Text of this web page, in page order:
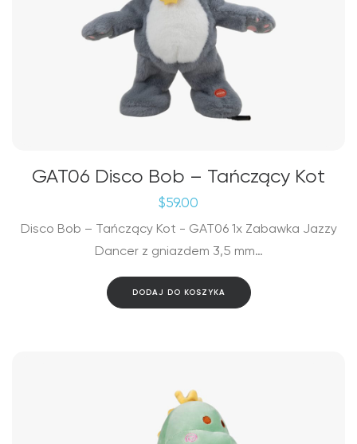
GAT06 Disco Bob – Tańczący Kot
$59.00
Disco Bob – Tańczący Kot - GAT06 1x Zabawka Jazzy
Dancer z gniazdem 3,5 mm…
DODAJ DO KOSZYKA